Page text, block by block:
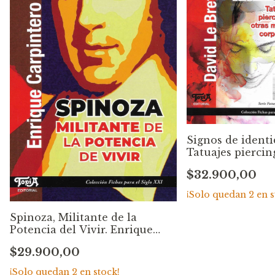
Spinoza, Militante de la
Potencia del Vivir. Enrique
$29.900,00
¡Solo quedan 2 en stock!
Signos de
Tatuajes
corporales.
Breton
$32.900,00
¡Solo quedan 2 en